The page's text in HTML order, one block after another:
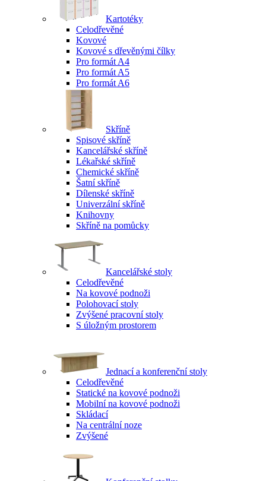
Kartotéky
Celodřevěné
Kovové
Kovové s dřevěnými čílky
Pro formát A4
Pro formát A5
Pro formát A6
Skříně
Spisové skříně
Kancelářské skříně
Lékařské skříně
Chemické skříně
Šatní skříně
Dílenské skříně
Univerzální skříně
Knihovny
Skříně na pomůcky
Kancelářské stoly
Celodřevěné
Na kovové podnoži
Polohovací stoly
Zvýšené pracovní stoly
S úložným prostorem
Jednací a konferenční stoly
Celodřevěné
Statické na kovové podnoži
Mobilní na kovové podnoži
Skládací
Na centrální noze
Zvýšené